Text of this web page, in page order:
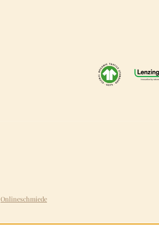
Onlineschmiede